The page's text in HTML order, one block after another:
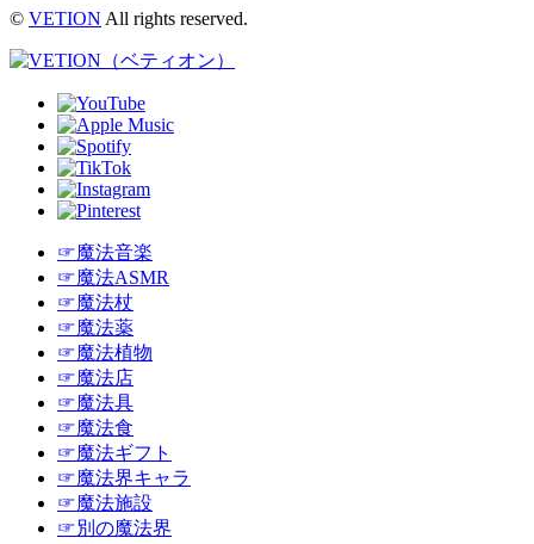
© VETION All rights reserved.
☞魔法音楽
☞魔法ASMR
☞魔法杖
☞魔法薬
☞魔法植物
☞魔法店
☞魔法具
☞魔法食
☞魔法ギフト
☞魔法界キャラ
☞魔法施設
☞別の魔法界